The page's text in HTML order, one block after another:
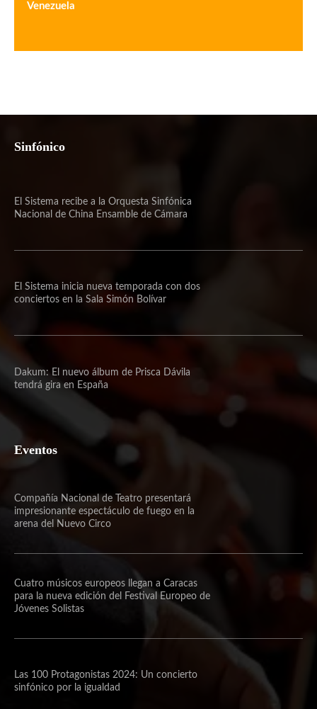
Venezuela
Sinfónico
El Sistema recibe a la Orquesta Sinfónica
Nacional de China Ensamble de Cámara
El Sistema inicia nueva temporada con dos
conciertos en la Sala Simón Bolívar
Dakum: El nuevo álbum de Prisca Dávila
tendrá gira en España
Eventos
Compañía Nacional de Teatro presentará
impresionante espectáculo de fuego en la
arena del Nuevo Circo
Cuatro músicos europeos llegan a Caracas
para la nueva edición del Festival Europeo de
Jóvenes Solistas
Las 100 Protagonistas 2024: Un concierto
sinfónico por la igualdad